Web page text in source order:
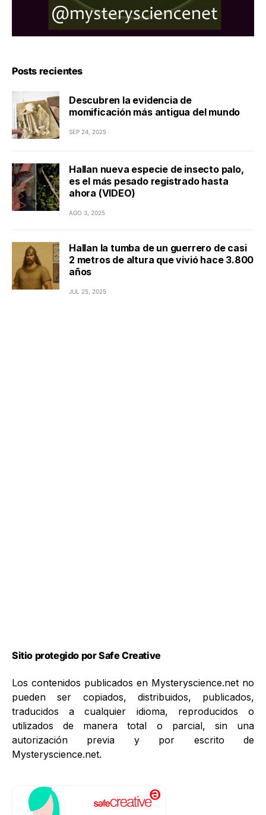
Posts recientes
Descubren la evidencia de
momificación más antigua del mundo
SEP 24, 2025
Hallan nueva especie de insecto palo,
es el más pesado registrado hasta
ahora (VIDEO)
AGO 3, 2025
Hallan la tumba de un guerrero de casi
2 metros de altura que vivió hace 3.800
años
JUL 25, 2025
Sitio protegido por Safe Creative
Los contenidos publicados en Mysteryscience.net no
pueden ser copiados, distribuidos, publicados,
traducidos a cualquier idioma, reproducidos o
utilizados de manera total o parcial, sin una
autorización previa y por escrito de
Mysteryscience.net.